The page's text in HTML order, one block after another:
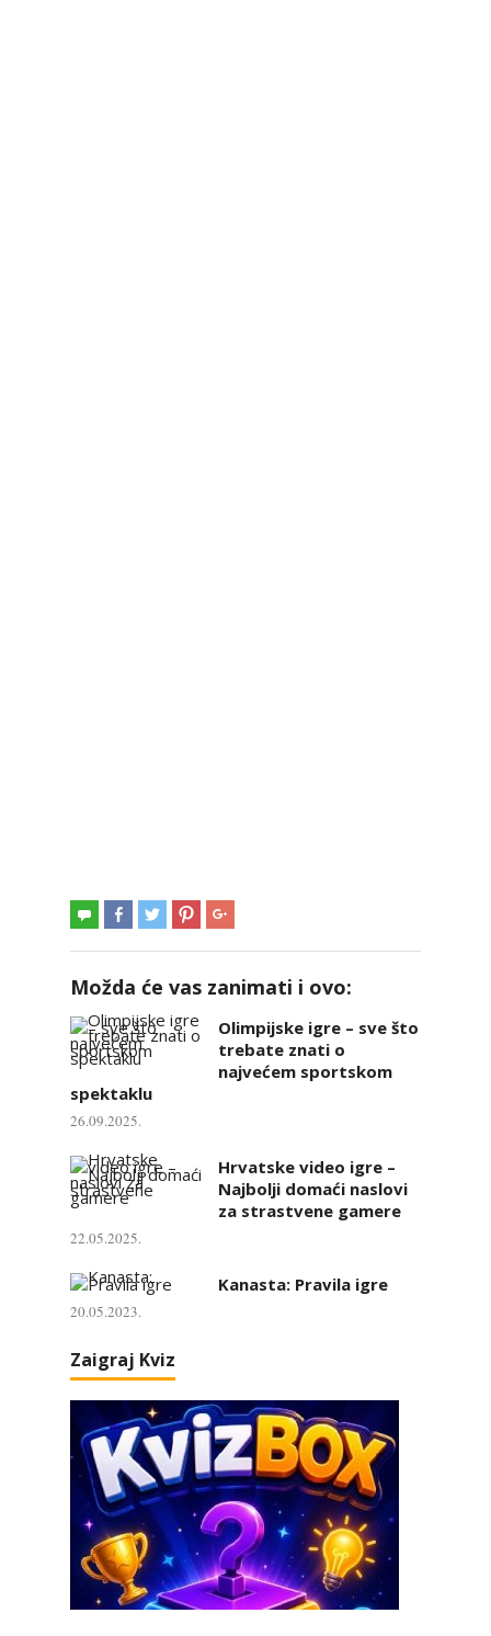
Možda će vas zanimati i ovo:
Olimpijske igre – sve što
trebate znati o
najvećem sportskom
spektaklu
26.09.2025.
Hrvatske video igre –
Najbolji domaći naslovi
za strastvene gamere
22.05.2025.
Kanasta: Pravila igre
20.05.2023.
Zaigraj Kviz